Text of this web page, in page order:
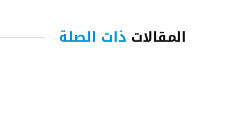
المقالات ذات الصلة